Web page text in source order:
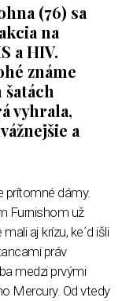
(76) sa
na
a HIV.
známe
vyhrala,
a
prítomné dámy.
Furnishom už
aj krízu, ke´d išli
práv
medzi prvými
Mercury. Od vtedy